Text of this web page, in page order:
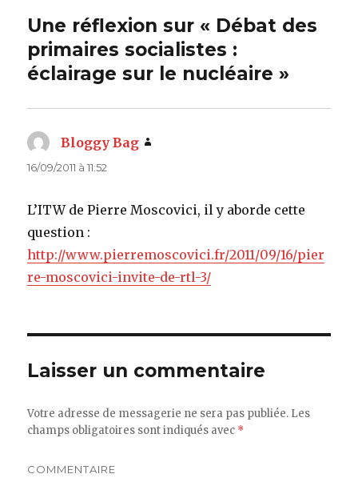
Une réflexion sur « Débat des
primaires socialistes :
éclairage sur le nucléaire »
Bloggy Bag
16/09/2011 à 11:52
L’ITW de Pierre Moscovici, il y aborde cette
question :
http://www.pierremoscovici.fr/2011/09/16/pier
re-moscovici-invite-de-rtl-3/
Laisser un commentaire
Votre adresse de messagerie ne sera pas publiée. Les
champs obligatoires sont indiqués avec *
COMMENTAIRE